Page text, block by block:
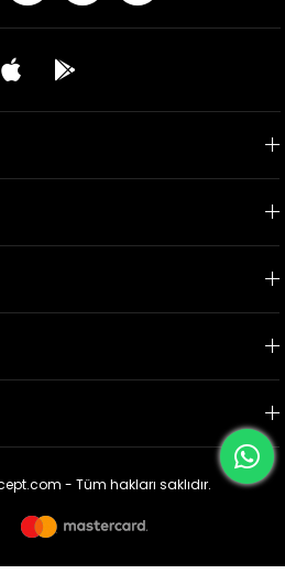
- Tüm hakları saklıdır.